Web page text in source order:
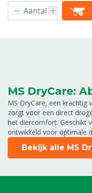
MS DryCare:
MS DryCare, een krachtig
zorgt voor een direct
het diercomfort. Geschikt
ontwikkeld voor optimale
Bekijk alle MS